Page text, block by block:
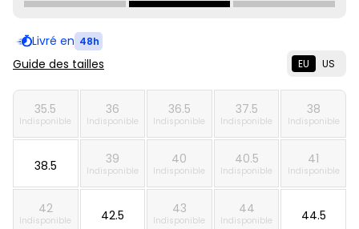
Livré en 48h
Guide des tailles EU US
35.5
Indisponible
36
Indisponible
36.5
Indisponible
37.5
Indisponible
38
Indisponible
38.5 39
Indisponible
40
Indisponible
40.5
Indisponible
41
Indisponible
42
Indisponible 42.5 43
Indisponible
44
Indisponible 44.5